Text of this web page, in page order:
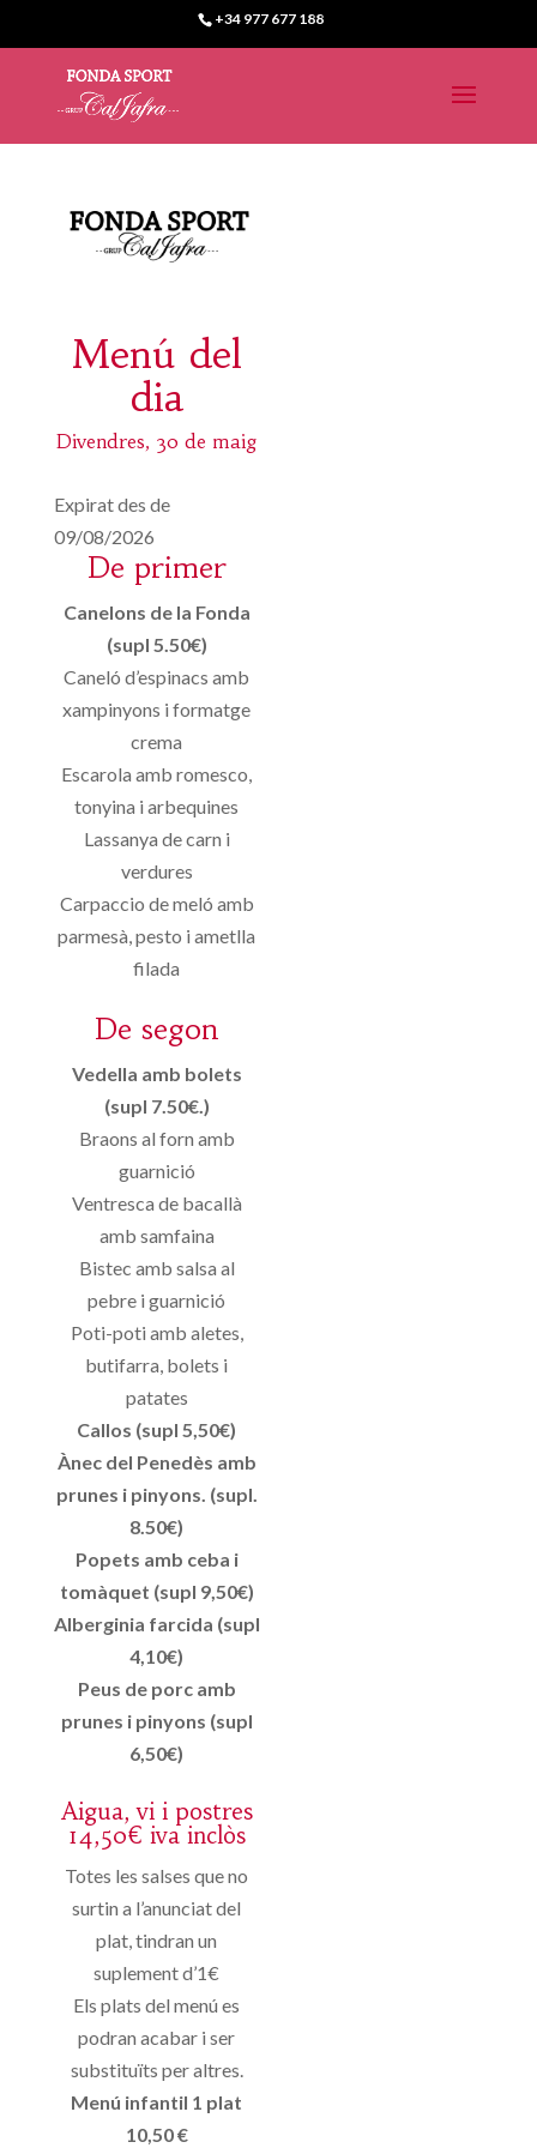
+34 977 677 188
Menú del
dia
Divendres, 30 de maig
Expirat des de
09/08/2026
De primer
Canelons de la Fonda
(supl 5.50€)
Caneló d’espinacs amb
xampinyons i formatge
crema
Escarola amb romesco,
tonyina i arbequines
Lassanya de carn i
verdures
Carpaccio de meló amb
parmesà, pesto i ametlla
filada
De segon
Vedella amb bolets
(supl 7.50€.)
Braons al forn amb
guarnició
Ventresca de bacallà
amb samfaina
Bistec amb salsa al
pebre i guarnició
Poti-poti amb aletes,
butifarra, bolets i
patates
Callos (supl 5,50€)
Ànec del Penedès amb
prunes i pinyons. (supl.
8.50€)
Popets amb ceba i
tomàquet (supl 9,50€)
Alberginia farcida (supl
4,10€)
Peus de porc amb
prunes i pinyons (supl
6,50€)
Aigua, vi i postres
14,50€ iva inclòs
Totes les salses que no
surtin a l’anunciat del
plat, tindran un
suplement d’1€
Els plats del menú es
podran acabar i ser
substituïts per altres.
Menú infantil 1 plat
10,50 €